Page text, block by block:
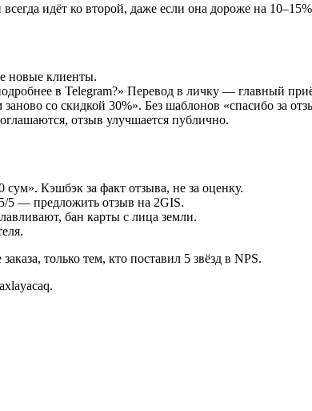
идёт ко второй, даже если она дороже на
новые клиенты.
в Telegram?» Перевод в личку — главный
со скидкой 30%». Без шаблонов «спасибо за
отзыв улучшается публично.
Кэшбэк за факт отзыва, не за оценку.
5 — предложить отзыв на 2GIS.
бан карты с лица земли.
только тем, кто поставил 5 звёзд в NPS.